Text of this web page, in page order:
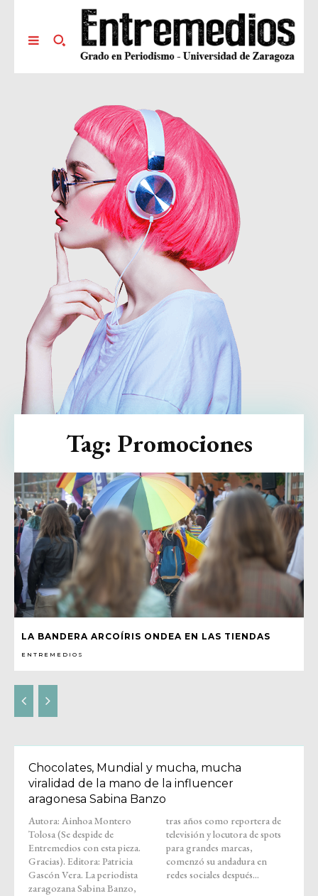
LA BANDERA ARCOÍRIS ONDEA EN LAS TIENDAS
ENTREMEDIOS
Tag: Promociones
Chocolates, Mundial y mucha, mucha
viralidad de la mano de la influencer
aragonesa Sabina Banzo
Autora: Ainhoa Montero
Tolosa (Se despide de
Entremedios con esta pieza.
Gracias). Editora: Patricia
Gascón Vera. La periodista
zaragozana Sabina Banzo,
tras años como reportera de
televisión y locutora de spots
para grandes marcas,
comenzó su andadura en
redes sociales después...